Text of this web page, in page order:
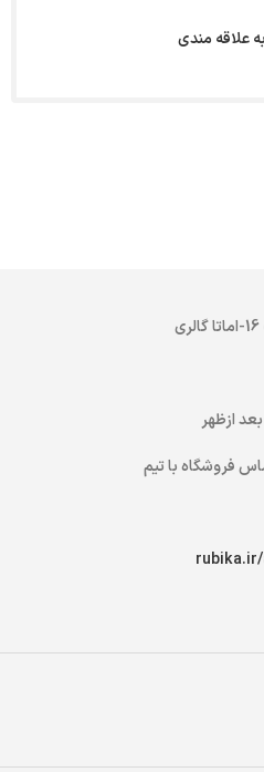
علاقه مندی
فروشگاه با تیم